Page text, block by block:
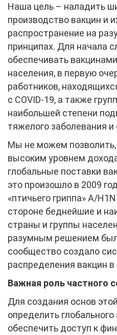
Наша цель – наладить
производство вакцин и
распространение на
принципах. Для начала
обеспечивать
населения, в первую
работников,
с COVID-19, а также
наибольшей степени
тяжелого заболевания и
Мы не можем
высоким уровнем
глобальные поставки
это произошло в 2009
«птичьего гриппа» A/
стороне беднейшие и
страны и группы
разумным решением
сообщество создало
распределения вакцин
Важная роль частного
Для создания основ
определить
обеспечить доступ к